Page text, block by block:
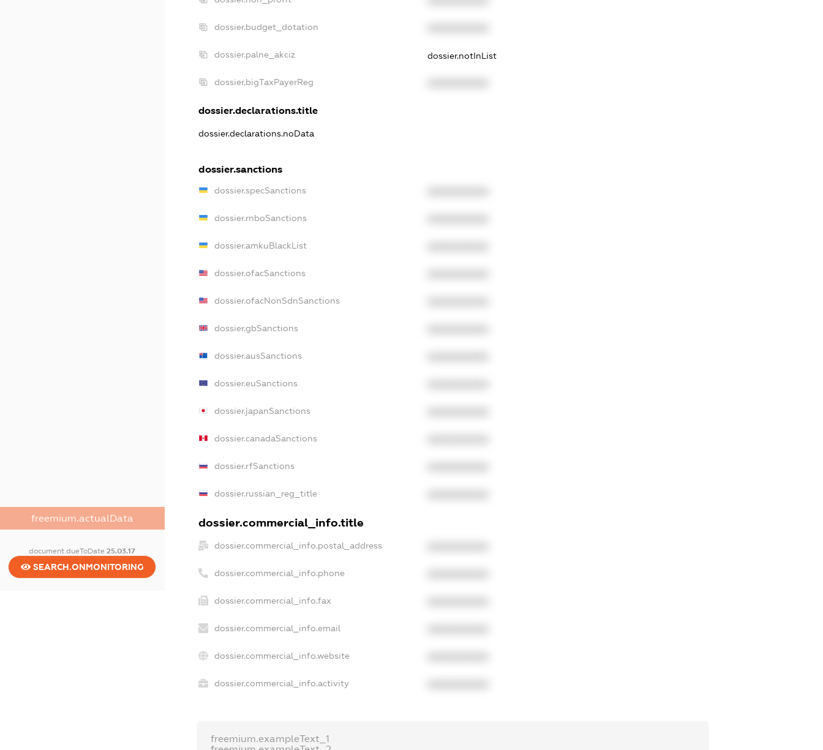
freemium.actualData
document.dueToDate25.03.17
SEARCH.ONMONITORING
dossier.budget_dotation
dossier.palne_akciz dossier.notInList
dossier.bigTaxPayerReg
dossier.declarations.title
dossier.declarations.noData
dossier.sanctions
dossier.specSanctions
dossier.rnboSanctions
dossier.amkuBlackList
dossier.ofacSanctions
dossier.ofacNonSdnSanctions
dossier.gbSanctions
dossier.ausSanctions
dossier.euSanctions
dossier.japanSanctions
dossier.canadaSanctions
dossier.rfSanctions
dossier.russian_reg_title
dossier.commercial_info.title
dossier.commercial_info.postal_address
dossier.commercial_info.phone
dossier.commercial_info.fax
dossier.commercial_info.email
dossier.commercial_info.website
dossier.commercial_info.activity
freemium.exampleText_1